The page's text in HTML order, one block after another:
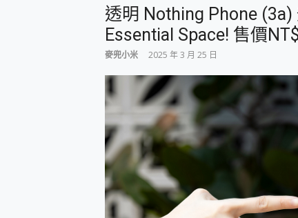
專為 PC上的 XBOX和掌
台灣製攝影機在這裡，
測
電力超超超持久 MSI 微
超懂拍、耐用 AI 街拍機
防窺黑科技 Galaxy
AI 支付 一錶搞定大小事
超驚艷 讓人一眼就愛上
美到讓人超想擁有
好用的 EaseUS
一鍵修復模糊影片、舊
小朋友才做選擇 投影
式生活新體驗
外型超吸晴~ 給您絕佳
透明 Nothing Phone
Essential Space! 售價
麥兜小米 2025 年 3 月 25 日